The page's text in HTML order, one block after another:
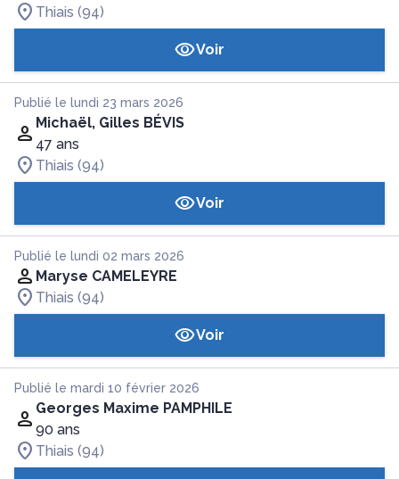
Thiais (94)
Voir
Publié le lundi 23 mars 2026
Michaël, Gilles BÉVIS
47 ans
Thiais (94)
Voir
Publié le lundi 02 mars 2026
Maryse CAMELEYRE
Thiais (94)
Voir
Publié le mardi 10 février 2026
Georges Maxime PAMPHILE
90 ans
Thiais (94)